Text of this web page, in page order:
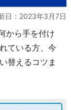
日： 2023年3月7日
から手を付け
ている方、今
替えるコツま